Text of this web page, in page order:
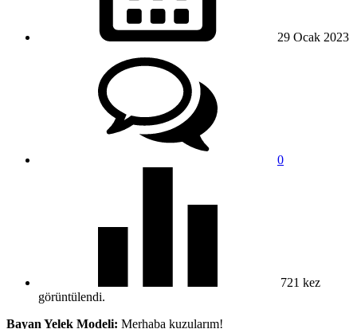
29 Ocak 2023
0
721 kez
görüntülendi.
Bayan Yelek Modeli: Merhaba kuzularım!